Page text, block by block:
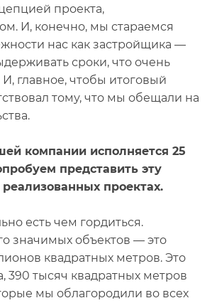
проекта,
И, конечно, мы стараемся
нас как застройщика —
сроки, что очень
И, главное, чтобы итоговый
тому, что мы обещали на
компании исполняется 25
представить эту
проектах.
есть чем гордиться.
значимых объектов — это
квадратных метров. Это
390 тысяч квадратных метров
мы облагородили во всех